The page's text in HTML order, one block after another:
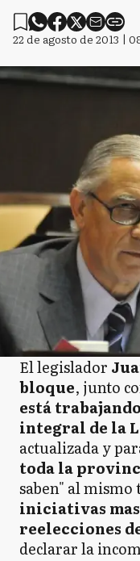
22 de agosto de 2013 |
El legislador
bloque, junto
está
integral de la
actualizada y
toda la
saben" al
iniciativas
reelecciones
declarar la